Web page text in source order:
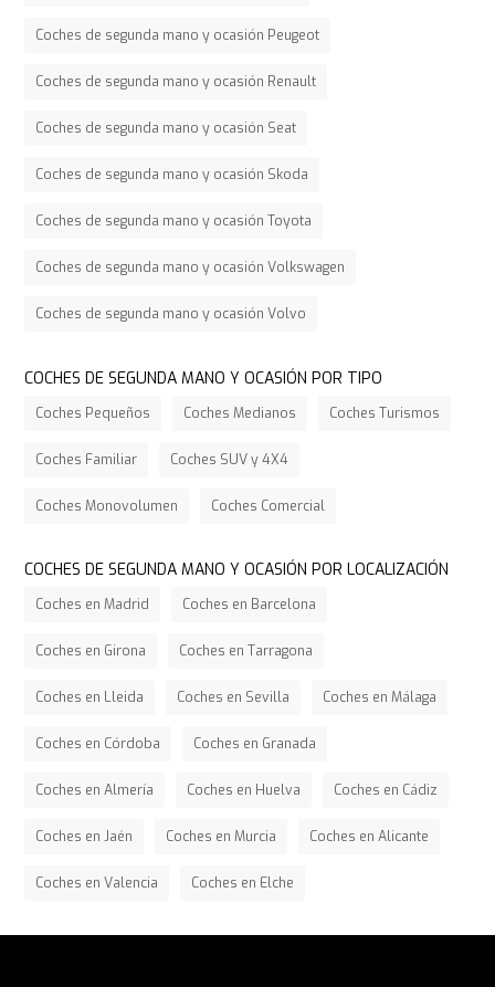
Coches de segunda mano y ocasión Peugeot
Coches de segunda mano y ocasión Renault
Coches de segunda mano y ocasión Seat
Coches de segunda mano y ocasión Skoda
Coches de segunda mano y ocasión Toyota
Coches de segunda mano y ocasión Volkswagen
Coches de segunda mano y ocasión Volvo
COCHES DE SEGUNDA MANO Y OCASIÓN POR TIPO
Coches Pequeños Coches Medianos Coches Turismos
Coches Familiar Coches SUV y 4X4
Coches Monovolumen Coches Comercial
COCHES DE SEGUNDA MANO Y OCASIÓN POR LOCALIZACIÓN
Coches en Madrid Coches en Barcelona
Coches en Girona Coches en Tarragona
Coches en Lleida Coches en Sevilla Coches en Málaga
Coches en Córdoba Coches en Granada
Coches en Almería Coches en Huelva Coches en Cádiz
Coches en Jaén Coches en Murcia Coches en Alicante
Coches en Valencia Coches en Elche